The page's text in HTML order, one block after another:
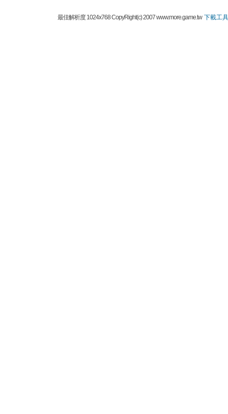
最佳解析度 1024x768 CopyRight(c) 2007 www.more.game.tw下載工